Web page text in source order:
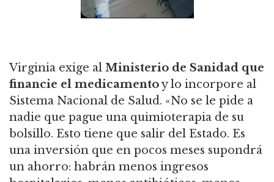
Virginia exige al Ministerio de Sanidad que
financie el medicamentoy lo incorpore al
Sistema Nacional de Salud. «No se le pide a
nadie que pague una quimioterapia de su
bolsillo. Esto tiene que salir del Estado. Es
una inversión que en pocos meses supondrá
un ahorro: habrán menos ingresos